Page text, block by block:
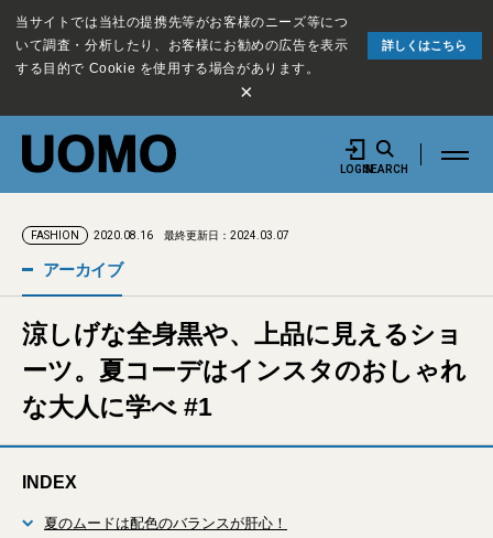
当サイトでは当社の提携先等がお客様のニーズ等につ
いて調査・分析したり、お客様にお勧めの広告を表示
する目的で Cookie を使用する場合があります。
詳しくはこちら
×
LOGINSEARCH
FASHION 2020.08.16 最終更新日：2024.03.07
アーカイブ
涼しげな全身黒や、上品に見えるショ
ーツ。夏コーデはインスタのおしゃれ
な大人に学べ #1
INDEX
夏のムードは配色のバランスが肝心！